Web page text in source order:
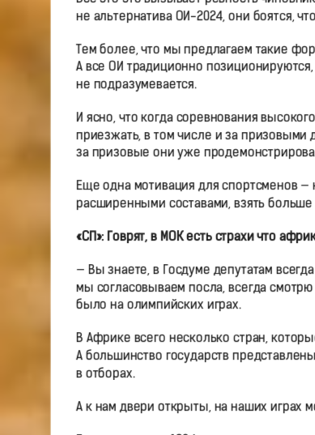
не альтернатива ОИ-2024, они боятся,
Тем более, что мы предлагаем такие
А все ОИ традиционно
не подразумевается.
И ясно, что когда соревнования
приезжать, в том числе и за призовыми
за призовые они уже
Еще одна мотивация для спортсменов —
расширенными составами, взять
«СП»: Говрят, в МОК есть страхи что
— Вы знаете, в Госдуме депутатам
мы согласовываем посла, всегда
было на олимпийских играх.
В Африке всего несколько стран,
А большинство государств
в отборах.
А к нам двери открыты, на наших играх